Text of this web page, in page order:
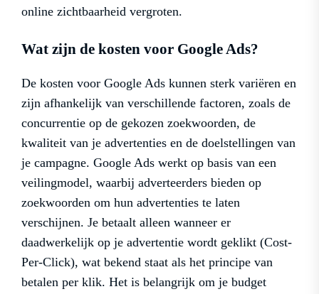
online zichtbaarheid vergroten.
Wat zijn de kosten voor Google Ads?
De kosten voor Google Ads kunnen sterk variëren en
zijn afhankelijk van verschillende factoren, zoals de
concurrentie op de gekozen zoekwoorden, de
kwaliteit van je advertenties en de doelstellingen van
je campagne. Google Ads werkt op basis van een
veilingmodel, waarbij adverteerders bieden op
zoekwoorden om hun advertenties te laten
verschijnen. Je betaalt alleen wanneer er
daadwerkelijk op je advertentie wordt geklikt (Cost-
Per-Click), wat bekend staat als het principe van
betalen per klik. Het is belangrijk om je budget